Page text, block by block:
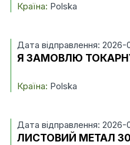
Країна: Polska
Дата відправлення: 2026-
Я ЗАМОВЛЮ
Країна: Polska
Дата відправлення: 2026-
ЛИСТОВИЙ МЕТАЛ